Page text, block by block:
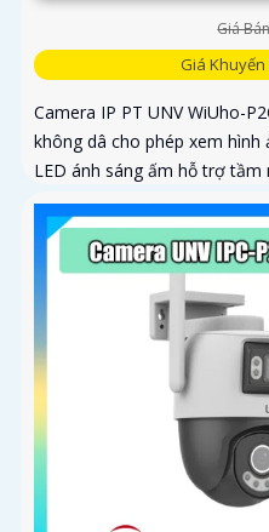
Giá
Giá Khuyến
Camera IP PT UNV WiUho-
không dâ cho phép xem
LED ánh sáng ấm hỗ trợ
vừa chiếu sáng vừa cảnh